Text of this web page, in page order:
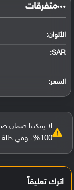
‏متفرقات‏
الألوان:
SAR
:
السعر:
لا يمكننا ضمان
100%، وفي حالة وجود خطأ يُرجى
اترك تعليقاً